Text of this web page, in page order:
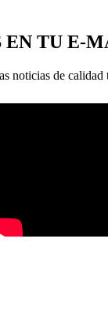
EN TU E-
noticias de calidad